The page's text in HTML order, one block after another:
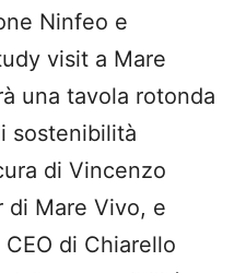
Ninfeo e
visit a Mare
una tavola rotonda
sostenibilità
di Vincenzo
di Mare Vivo, e
di Chiarello